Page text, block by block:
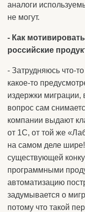
аналоги
не могут.
- Как
российские
- Затрудняюсь что-
какое-то
издержки миграции,
вопрос сам
компании выдают
от 1С, от той же
на самом деле
существующей
программными
автоматизацию
задумывается о
потому что такой